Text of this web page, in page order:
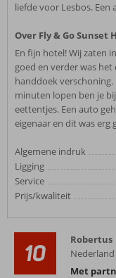
liefde voor Lesbos.
Over Fly & Go Sunset
En fijn hotel! Wij zaten
goed en verder was
handdoek
minuten lopen ben je
eettentjes. Een auto
eigenaar en dit was erg
Algemene indruk
Ligging
Service
Prijs/kwaliteit
10
Robertus
Nederland
Met